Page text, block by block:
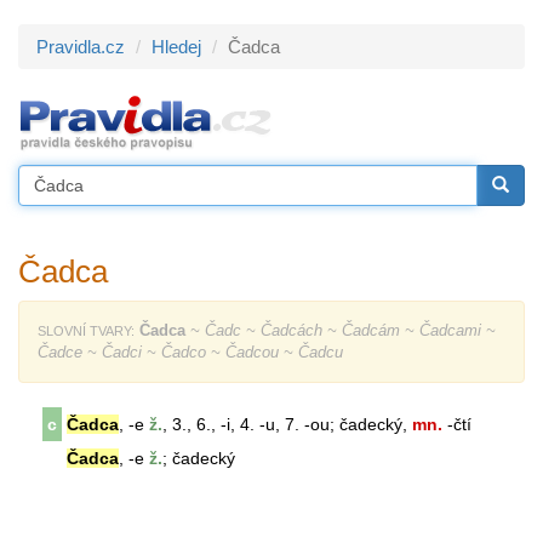
Pravidla.cz Hledej Čadca
Čadca
SLOVNÍ TVARY: Čadca ~ Čadc ~ Čadcách ~ Čadcám ~ Čadcami ~
Čadce ~ Čadci ~ Čadco ~ Čadcou ~ Čadcu
c Čadca , -e ž. , 3., 6., -i, 4. -u, 7. -ou; čadecký, mn. -čtí
Čadca , -e ž.; čadecký